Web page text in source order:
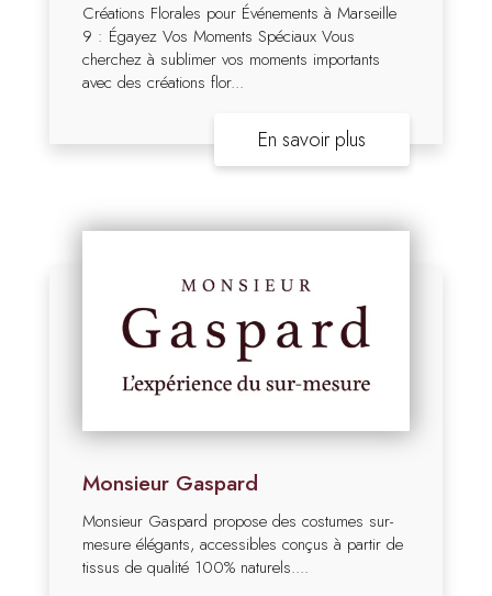
Créations Florales pour Événements à Marseille
9 : Égayez Vos Moments Spéciaux Vous
cherchez à sublimer vos moments importants
avec des créations flor...
En savoir plus
Monsieur Gaspard
Monsieur Gaspard propose des costumes sur-
mesure élégants, accessibles conçus à partir de
tissus de qualité 100% naturels....